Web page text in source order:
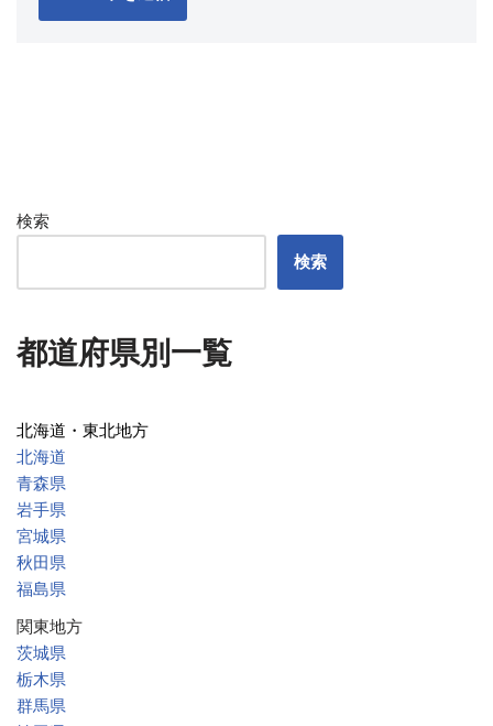
検索
検索
都道府県別一覧
北海道・東北地方
北海道
青森県
岩手県
宮城県
秋田県
福島県
関東地方
茨城県
栃木県
群馬県